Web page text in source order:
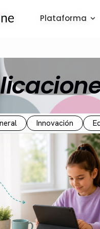
Plataforma
Innovación
Plataforma